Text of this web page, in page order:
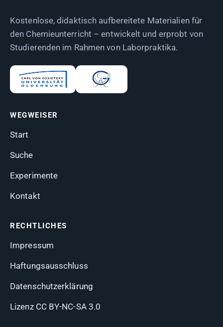
Kostenlose, didaktisch aufbereitete Materialien für
den Chemieunterricht – entwickelt und erprobt von
Studierenden im Rahmen von Laborpraktika.
WEGWEISER
Start
Suche
Experimente
Kontakt
RECHTLICHES
Impressum
Haftungsausschluss
Datenschutzerklärung
Lizenz CC BY-NC-SA 3.0